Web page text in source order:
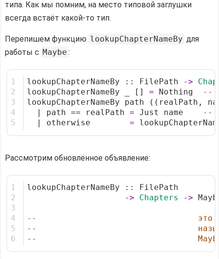
типа. Как мы помним, на место типовой заглушки
всегда встаёт какой-то тип.
Перепишем функцию lookupChapterNameBy для
работы с Maybe :
1
2
3
4
5
lookupChapterNameBy :: FilePath ->
lookupChapterNameBy
[] = Nothing
--
lookupChapterNameBy path ((realPath,
  | path == realPath
= Just name
--
  | otherwise
=
Рассмотрим обновлённое объявление:
1
2
3
4
5
6
lookupChapterNameBy ::
FilePath
->
Chapters ->
--                                 это
--
--                                 Maybe